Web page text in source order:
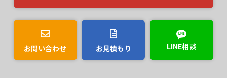
お問い合わせ お見積もり LINE相談